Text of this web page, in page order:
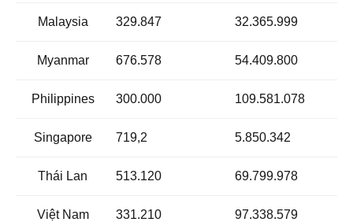
Malaysia 329.847 32.365.999
Myanmar 676.578 54.409.800
Philippines 300.000 109.581.078
Singapore 719,2 5.850.342
Thái Lan 513.120 69.799.978
Việt Nam 331.210 97.338.579